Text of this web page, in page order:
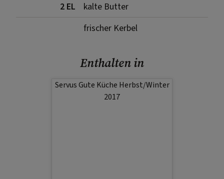
2 EL
kalte Butter
frischer Kerbel
Enthalten in
Servus Gute Küche Herbst/Winter
2017